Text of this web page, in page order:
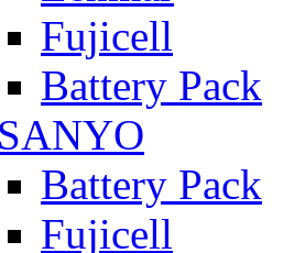
Fujicell
Battery Pack
SANYO
Battery Pack
Fujicell